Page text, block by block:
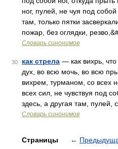
ног, пулей, не чуя под
там, только пятки
пожар, без оглядки,
Словарь синонимов
30 как стрела — как вихрь,
дух, во всю мочь, во всю
вихрем, турманом, со всех
всех сил, не чувствуя под
здесь, а другая там, пулей,
Словарь синонимов
Страницы ←